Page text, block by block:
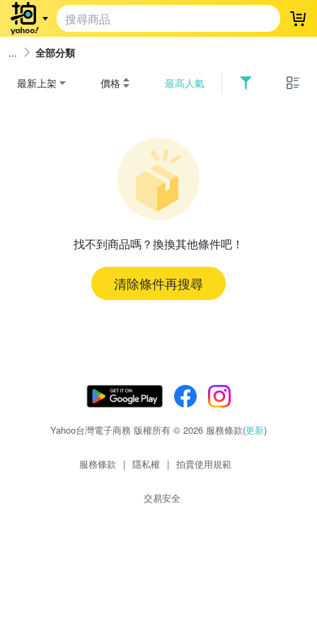
登
全部分類
最新上架 價格 最高人氣
找不到商品嗎？換換其他條件吧！
清除條件再搜尋
Yahoo台灣電子商務 版權所有 © 2026 服務條款(更新)
服務條款 | 隱私權 | 拍賣使用規範
交易安全